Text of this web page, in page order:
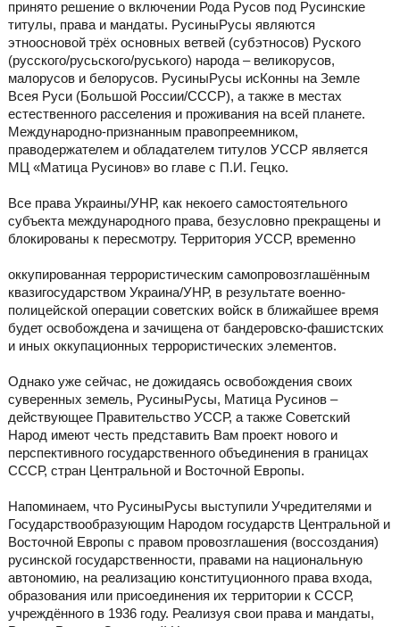
принято решение о включении Рода Русов под Русинские
титулы, права и мандаты. РусиныРусы являются
этноосновой трёх основных ветвей (субэтносов) Руского
(русского/русьского/руського) народа – великорусов,
малорусов и белорусов. РусиныРусы исКонны на Земле
Всея Руси (Большой России/СССР), а также в местах
естественного расселения и проживания на всей планете.
Международно-признанным правопреемником,
праводержателем и обладателем титулов УССР является
МЦ «Матица Русинов» во главе с П.И. Гецко.
Все права Украины/УНР, как некоего самостоятельного
субъекта международного права, безусловно прекращены и
блокированы к пересмотру. Территория УССР, временно
оккупированная террористическим самопровозглашённым
квазигосударством Украина/УНР, в результате военно-
полицейской операции советских войск в ближайшее время
будет освобождена и зачищена от бандеровско-фашистских
и иных оккупационных террористических элементов.
Однако уже сейчас, не дожидаясь освобождения своих
суверенных земель, РусиныРусы, Матица Русинов –
действующее Правительство УССР, а также Советский
Народ имеют честь представить Вам проект нового и
перспективного государственного объединения в границах
СССР, стран Центральной и Восточной Европы.
Напоминаем, что РусиныРусы выступили Учредителями и
Государствообразующим Народом государств Центральной и
Восточной Европы с правом провозглашения (воссоздания)
русинской государственности, правами на национальную
автономию, на реализацию конституционного права входа,
образования или присоединения их территории к СССР,
учреждённого в 1936 году. Реализуя свои права и мандаты,